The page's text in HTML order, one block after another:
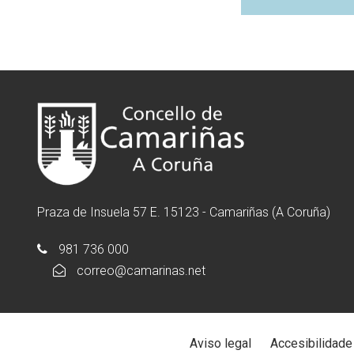
Praza de Insuela 57 E. 15123 - Camariñas (A Coruña)
981 736 000
correo@camarinas.net
Aviso legal Accesibilidade